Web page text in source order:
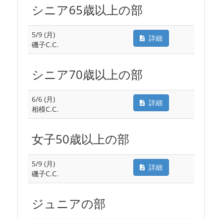
シニア65歳以上の部
5/9 (月)
磯子C.C.
詳細
シニア70歳以上の部
6/6 (月)
相模C.C.
詳細
女子50歳以上の部
5/9 (月)
磯子C.C.
詳細
ジュニアの部